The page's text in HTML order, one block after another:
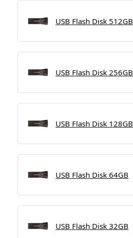
USB Flash Disk 512GB
USB Flash Disk 256GB
USB Flash Disk 128GB
USB Flash Disk 64GB
USB Flash Disk 32GB